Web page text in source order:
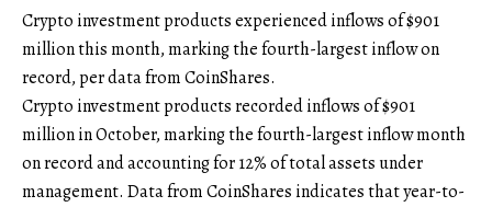
Crypto investment products experienced inflows of $901
million this month, marking the fourth-largest inflow on
record, per data from CoinShares.
Crypto investment products recorded inflows of $901
million in October, marking the fourth-largest inflow month
on record and accounting for 12% of total assets under
management. Data from CoinShares indicates that year-to-